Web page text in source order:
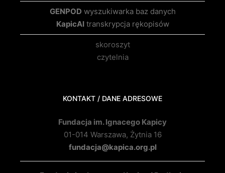
GENPOD wyszukiwarka baz danych
KapicAItranskrypcja rękopisów
skoroszyt
czytelnia
KONTAKT / DANE ADRESOWE
Fundacja im. Ignacego Kapicy
01-014 Warszawa, Żytnia 16
fundacja@kapica.org.pl